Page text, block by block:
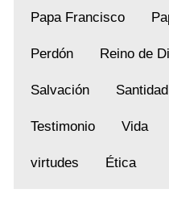
Papa Francisco
Perdón Reino de
Salvación Santidad
Testimonio Vida
virtudes Ética